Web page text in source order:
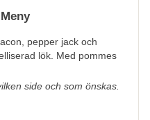
pepper jack och
lök. Med pommes
side och som önskas.